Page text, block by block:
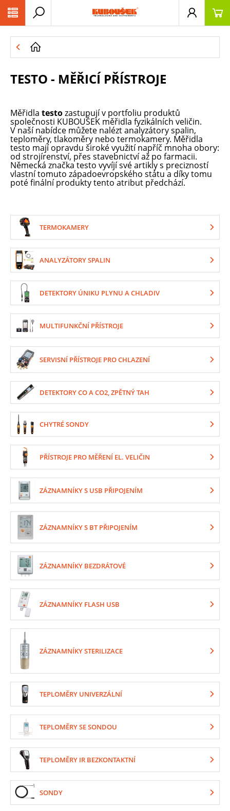
TESTO - MĚŘICÍ PŘÍSTROJE
Měřidla testozastupují v portfoliu produktů
společnosti KUBOUŠEK měřidla fyzikálních veličin.
V naší nabídce můžete nalézt analyzátory spalin,
teploměry, tlakoměry nebo termokamery. Měřidla
testo mají opravdu široké využití napříč mnoha obory:
od strojírenství, přes stavebnictví až po farmacii.
Německá značka testo vyvíjí své artikly s precizností
vlastní tomuto západoevropského státu a díky tomu
poté finální produkty tento atribut předchází.
TERMOKAMERY
ANALYZÁTORY SPALIN
DETEKTORY ÚNIKU PLYNU A CHLADIV
MULTIFUNKČNÍ PŘÍSTROJE
SERVISNÍ PŘÍSTROJE PRO CHLAZENÍ
DETEKTORY CO A CO2, ZPĚTNÝ TAH
CHYTRÉ SONDY
PŘÍSTROJE PRO MĚŘENÍ EL. VELIČIN
ZÁZNAMNÍKY S USB PŘIPOJENÍM
ZÁZNAMNÍKY S BT PŘIPOJENÍM
ZÁZNAMNÍKY BEZDRÁTOVÉ
ZÁZNAMNÍKY FLASH USB
ZÁZNAMNÍKY STERILIZACE
TEPLOMĚRY UNIVERZÁLNÍ
TEPLOMĚRY SE SONDOU
TEPLOMĚRY IR BEZKONTAKTNÍ
SONDY